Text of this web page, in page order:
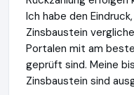
Ich habe den
Zinsbaustein
Portalen mit am
geprüft sind. Meine
Zinsbaustein sind